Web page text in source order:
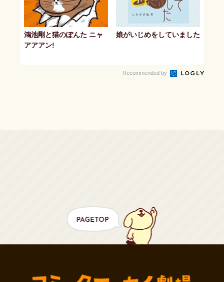
鴻池剛と猫のぽんた ニャ
アアアン!
娘がいじめをしていました
Recommended by